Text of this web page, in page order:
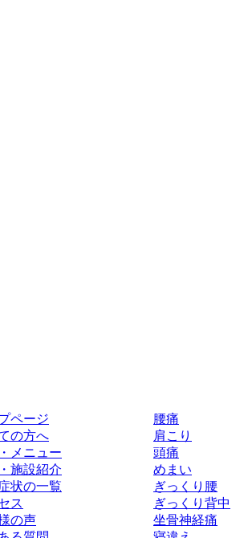
ページ
の方へ
メニュー
施設紹介
状の一覧
ス
の声
腰痛
肩こり
頭痛
めまい
ぎっくり腰
ぎっくり背中
坐骨神経痛